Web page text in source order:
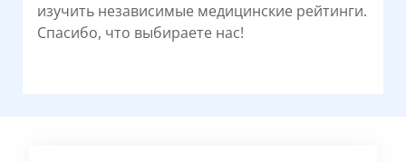
изучить независимые медицинские рейтинги.
Спасибо, что выбираете нас!